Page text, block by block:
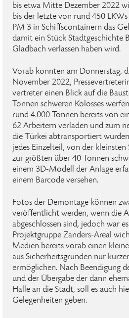
bis etwa Mitte Dezember 2022
bis der letzte von rund 450
PM 3 in Schiffscontainern das
damit ein Stück Stadtgeschichte
Gladbach verlassen haben wird.
Vorab konnten am Donnerstag,
November 2022,
vertreter einen Blick auf die
Tonnen schweren Kolosses
rund 4.000 Tonnen bereits von
62 Arbeitern verladen und zum
die Türkei abtransportiert
jedes Einzelteil, von der kleinsten
zur größten über 40 Tonnen
einem 3D-Modell der Anlage
einem Barcode versehen.
Fotos der Demontage können
veröffentlicht werden, wenn die
abgeschlossen sind, jedoch war
Projektgruppe Zanders-Areal
Medien bereits vorab einen
aus Sicherheitsgründen nur
ermöglichen. Nach Beendigung
und der Übergabe der dann
Halle an die Stadt, soll es auch
Gelegenheiten geben.